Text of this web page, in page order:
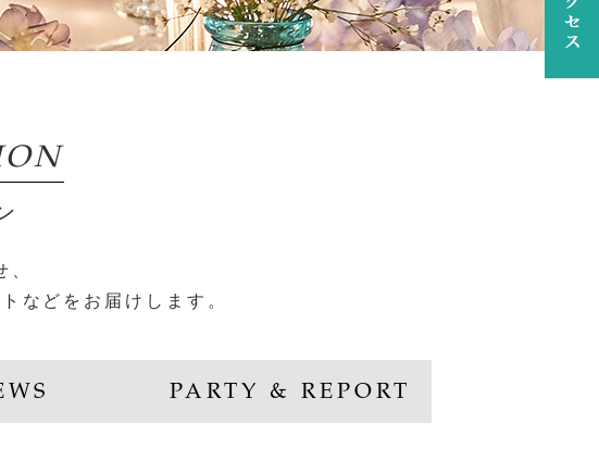
、
などをお届けします。
PARTY & REPORT